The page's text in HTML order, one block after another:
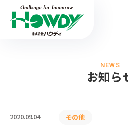
お知ら
NEWS
2020.09.04 その他